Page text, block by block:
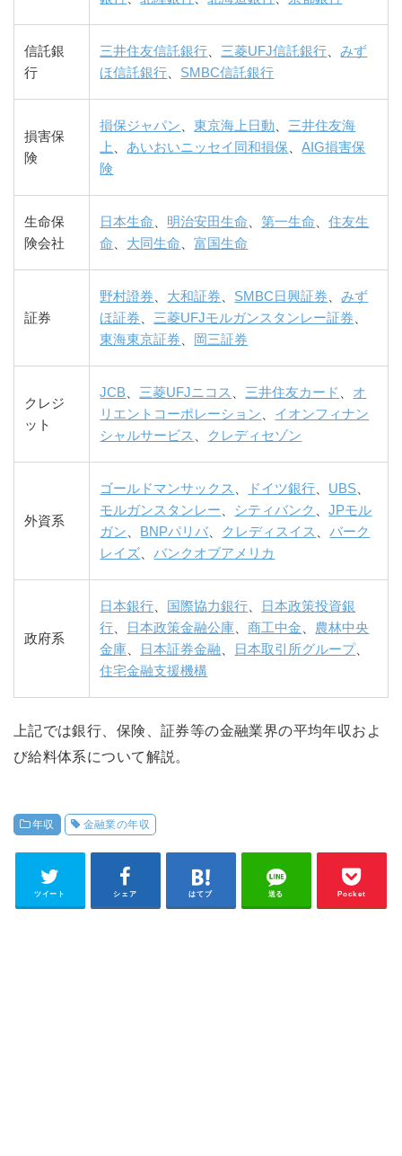
信託銀
行
三井住友信託銀行 三菱UFJ信託銀行 、みず
ほ信託銀行
SMBC信託銀行
損害保
険
損保ジャパン 、東京海上日動
三井住友海
上
あいおいニッセイ同和損保 、AIG損害保
険
生命保
険会社
日本生命 明治安田生命 、第一生命 、住友生
命
大同生命 、富国生命
証券
野村證券 大和証券 SMBC日興証券 、みず
ほ証券
三菱UFJモルガンスタンレー証券
東海東京証券
岡三証券
クレジ
ット
JCB 三菱UFJニコス 三井住友カード
オ
リエントコーポレーション
イオンフィナン
シャルサービス
クレディセゾン
外資系
ゴールドマンサックス ドイツ銀行 UBS
モルガンスタンレー
シティバンク 、JPモル
ガン
BNPパリバ、 クレディスイス 、バーク
レイズ 、バンクオブアメリカ
政府系
日本銀行 国際協力銀行
日本政策投資銀
行
日本政策金融公庫 、商工中金
農林中央
金庫
日本証券金融 日本取引所グループ、
住宅金融支援機構
上記では銀行、保険、証券等の金融業界の平均年収およ
び給料体系について解説。
年収 金融業の年収
ツイート シェア はてブ 送る Pocket